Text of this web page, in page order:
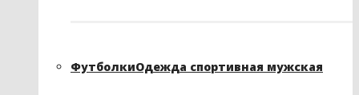
ФутболкиОдежда спортивная мужская